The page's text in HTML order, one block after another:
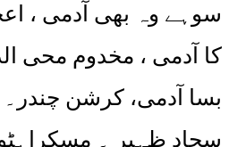
سوہے وہ بھی آدمی ،
کا آدمی ، مخدوم محی
بسا آدمی، کرشن
سجاد ظہیر ۔